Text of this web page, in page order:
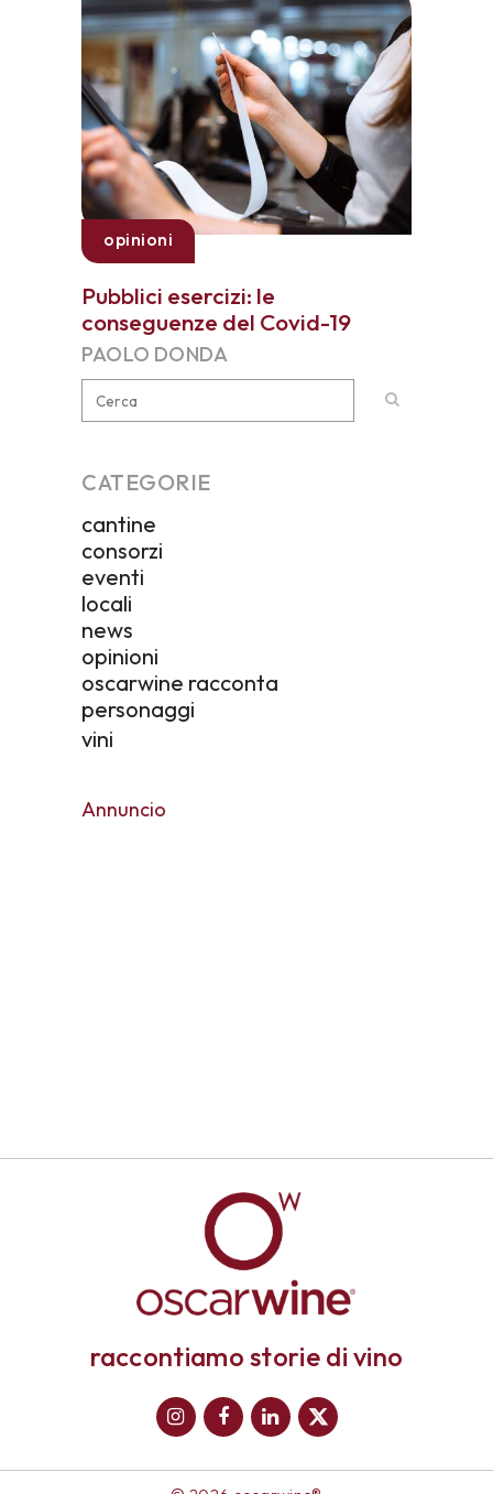
opinioni
Pubblici esercizi: le
conseguenze del Covid-19
PAOLO DONDA
CATEGORIE
cantine
consorzi
eventi
locali
news
opinioni
oscarwine racconta
personaggi
vini
Annuncio
raccontiamo storie di vino